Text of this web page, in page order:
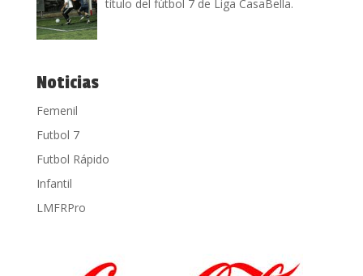
título del fútbol 7 de Liga CasaBella.
Noticias
Femenil
Futbol 7
Futbol Rápido
Infantil
LMFRPro